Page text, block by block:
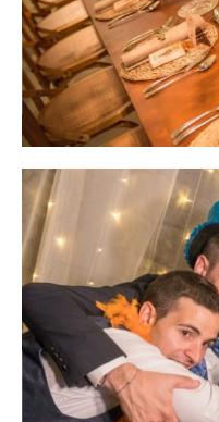
DJ